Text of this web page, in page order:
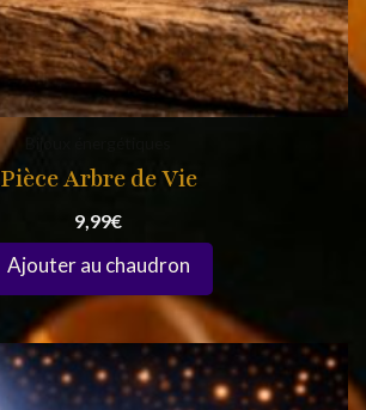
Pièce Arbre de Vie
9,99€